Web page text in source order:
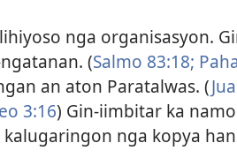
nga organisasyon.
(Salmo 83:18;
an aton Paratalwas. (
3:16) Gin-iimbitar ka
nga kopya